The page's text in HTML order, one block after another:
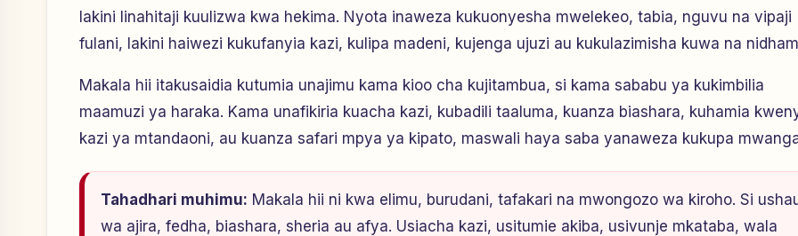
lakini linahitaji kuulizwa kwa hekima. Nyota inaweza kukuonyesha mwelekeo, tabia, nguvu na vipaji
fulani, lakini haiwezi kukufanyia kazi, kulipa madeni, kujenga ujuzi au kukulazimisha kuwa na
Makala hii itakusaidia kutumia unajimu kama kioo cha kujitambua, si kama sababu ya kukimbilia
maamuzi ya haraka. Kama unafikiria kuacha kazi, kubadili taaluma, kuanza biashara, kuhamia
kazi ya mtandaoni, au kuanza safari mpya ya kipato, maswali haya saba yanaweza kukupa
Tahadhari muhimu: Makala hii ni kwa elimu, burudani, tafakari na mwongozo wa kiroho. Si
wa ajira, fedha, biashara, sheria au afya. Usiacha kazi, usitumie akiba, usivunje mkataba, wala